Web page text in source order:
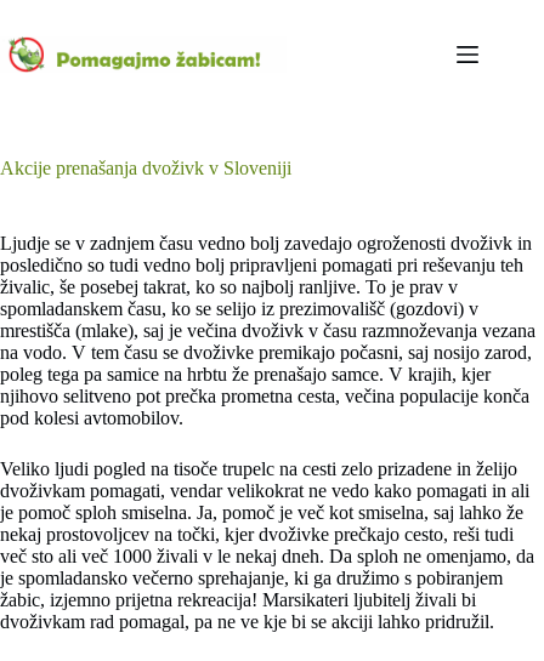
content
Akcije prenašanja dvoživk v Sloveniji
Ljudje se v zadnjem času vedno bolj zavedajo ogroženosti dvoživk in
posledično so tudi vedno bolj pripravljeni pomagati pri reševanju teh
živalic, še posebej takrat, ko so najbolj ranljive. To je prav v
spomladanskem času, ko se selijo iz prezimovališč (gozdovi) v
mrestišča (mlake), saj je večina dvoživk v času razmnoževanja vezana
na vodo. V tem času se dvoživke premikajo počasni, saj nosijo zarod,
poleg tega pa samice na hrbtu že prenašajo samce. V krajih, kjer
njihovo selitveno pot prečka prometna cesta, večina populacije konča
pod kolesi avtomobilov.
Veliko ljudi pogled na tisoče trupelc na cesti zelo prizadene in želijo
dvoživkam pomagati, vendar velikokrat ne vedo kako pomagati in ali
je pomoč sploh smiselna. Ja, pomoč je več kot smiselna, saj lahko že
nekaj prostovoljcev na točki, kjer dvoživke prečkajo cesto, reši tudi
več sto ali več 1000 živali v le nekaj dneh. Da sploh ne omenjamo, da
je spomladansko večerno sprehajanje, ki ga družimo s pobiranjem
žabic, izjemno prijetna rekreacija! Marsikateri ljubitelj živali bi
dvoživkam rad pomagal, pa ne ve kje bi se akciji lahko pridružil.